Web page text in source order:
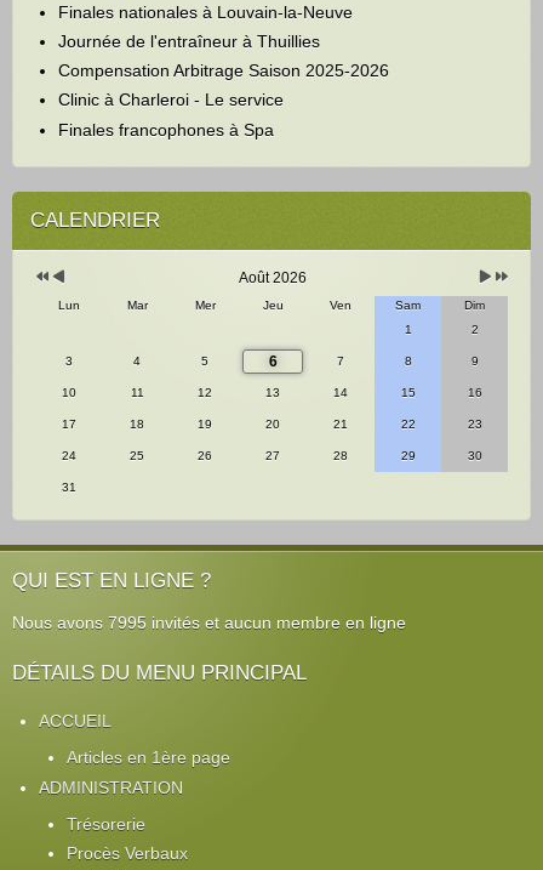
Finales nationales à Louvain-la-Neuve
Journée de l'entraîneur à Thuillies
Compensation Arbitrage Saison 2025-2026
Clinic à Charleroi - Le service
Finales francophones à Spa
CALENDRIER
Année
précédente
Mois
précédent
Année
Mois
Août 2026
Lun Mar Mer Jeu Ven Sam
Dim
1
2
3 4 5 6 7 8 9
10 11 12 13 14 15 16
17 18 19 20 21 22 23
24 25 26 27 28 29 30
31
QUI EST EN LIGNE ?
Nous avons 7995 invités et aucun membre en ligne
DÉTAILS DU MENU PRINCIPAL
ACCUEIL
Articles en 1ère page
ADMINISTRATION
Trésorerie
Procès Verbaux